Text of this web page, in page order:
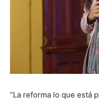
“La reforma lo que está